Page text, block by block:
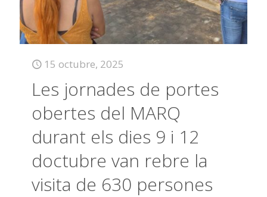
15 octubre, 2025
Les jornades de portes
obertes del MARQ
durant els dies 9 i 12
doctubre van rebre la
visita de 630 persones